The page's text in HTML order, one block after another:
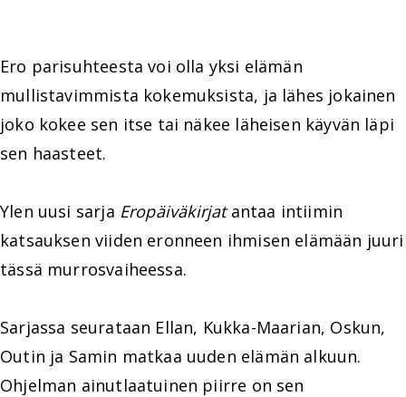
Ero parisuhteesta voi olla yksi elämän
mullistavimmista kokemuksista, ja lähes jokainen
joko kokee sen itse tai näkee läheisen käyvän läpi
sen haasteet.
Ylen uusi sarja Eropäiväkirjatantaa intiimin
katsauksen viiden eronneen ihmisen elämään juuri
tässä murrosvaiheessa.
Sarjassa seurataan Ellan, Kukka-Maarian, Oskun,
Outin ja Samin matkaa uuden elämän alkuun.
Ohjelman ainutlaatuinen piirre on sen